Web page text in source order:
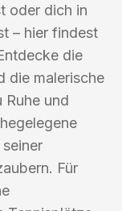
oder dich in
– hier findest
die
die malerische
Ruhe und
Für